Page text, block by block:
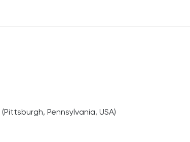
(Pittsburgh, Pennsylvania, USA)